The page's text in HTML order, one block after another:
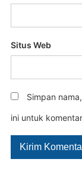
Situs Web
Simpan
ini untuk